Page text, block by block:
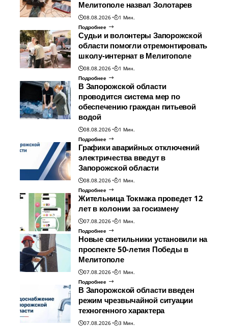
Мелитополе назвал Золотарев
08.08.2026
1 Мин.
Подробнее
Судьи и волонтеры Запорожской
области помогли отремонтировать
школу-интернат в Мелитополе
08.08.2026
1 Мин.
Подробнее
В Запорожской области
проводится система мер по
обеспечению граждан питьевой
водой
08.08.2026
1 Мин.
Подробнее
Графики аварийных отключений
электричества введут в
Запорожской области
08.08.2026
1 Мин.
Подробнее
Жительница Токмака проведет 12
лет в колонии за госизмену
07.08.2026
1 Мин.
Подробнее
Новые светильники установили на
проспекте 50-летия Победы в
Мелитополе
07.08.2026
1 Мин.
Подробнее
В Запорожской области введен
режим чрезвычайной ситуации
техногенного характера
07.08.2026
3 Мин.